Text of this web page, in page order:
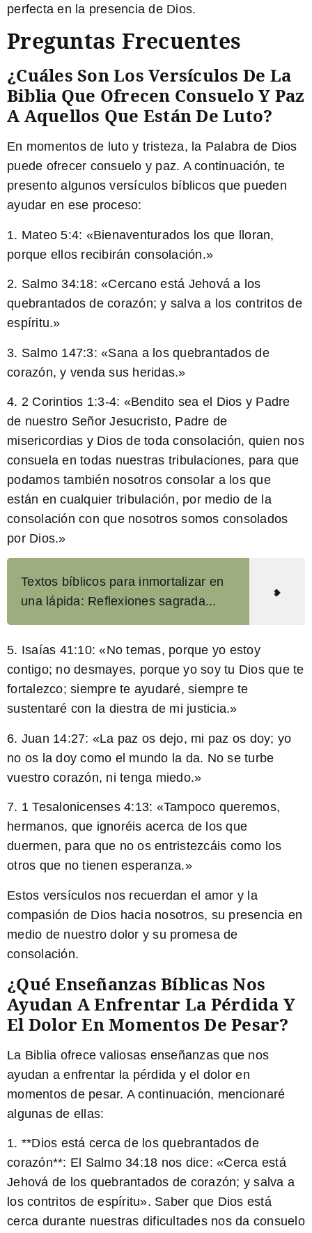
perfecta en la presencia de Dios.
Preguntas Frecuentes
¿Cuáles Son Los Versículos De La
Biblia Que Ofrecen Consuelo Y Paz
A Aquellos Que Están De Luto?
En momentos de luto y tristeza, la Palabra de Dios
puede ofrecer consuelo y paz. A continuación, te
presento algunos versículos bíblicos que pueden
ayudar en ese proceso:
1. Mateo 5:4: «Bienaventurados los que lloran,
porque ellos recibirán consolación.»
2. Salmo 34:18: «Cercano está Jehová a los
quebrantados de corazón; y salva a los contritos de
espíritu.»
3. Salmo 147:3: «Sana a los quebrantados de
corazón, y venda sus heridas.»
4. 2 Corintios 1:3-4: «Bendito sea el Dios y Padre
de nuestro Señor Jesucristo, Padre de
misericordias y Dios de toda consolación, quien nos
consuela en todas nuestras tribulaciones, para que
podamos también nosotros consolar a los que
están en cualquier tribulación, por medio de la
consolación con que nosotros somos consolados
por Dios.»
Textos bíblicos para inmortalizar en
una lápida: Reflexiones sagrada...
5. Isaías 41:10: «No temas, porque yo estoy
contigo; no desmayes, porque yo soy tu Dios que te
fortalezco; siempre te ayudaré, siempre te
sustentaré con la diestra de mi justicia.»
6. Juan 14:27: «La paz os dejo, mi paz os doy; yo
no os la doy como el mundo la da. No se turbe
vuestro corazón, ni tenga miedo.»
7. 1 Tesalonicenses 4:13: «Tampoco queremos,
hermanos, que ignoréis acerca de los que
duermen, para que no os entristezcáis como los
otros que no tienen esperanza.»
Estos versículos nos recuerdan el amor y la
compasión de Dios hacia nosotros, su presencia en
medio de nuestro dolor y su promesa de
consolación.
¿Qué Enseñanzas Bíblicas Nos
Ayudan A Enfrentar La Pérdida Y
El Dolor En Momentos De Pesar?
La Biblia ofrece valiosas enseñanzas que nos
ayudan a enfrentar la pérdida y el dolor en
momentos de pesar. A continuación, mencionaré
algunas de ellas:
1. **Dios está cerca de los quebrantados de
corazón**: El Salmo 34:18 nos dice: «Cerca está
Jehová de los quebrantados de corazón; y salva a
los contritos de espíritu». Saber que Dios está
cerca durante nuestras dificultades nos da consuelo